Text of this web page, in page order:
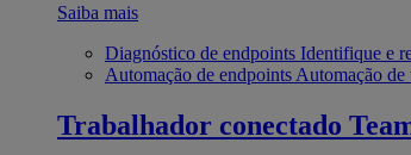
Saiba mais
Diagnóstico de endpoints Identifique e
Automação de endpoints Automação de
Trabalhador conectado